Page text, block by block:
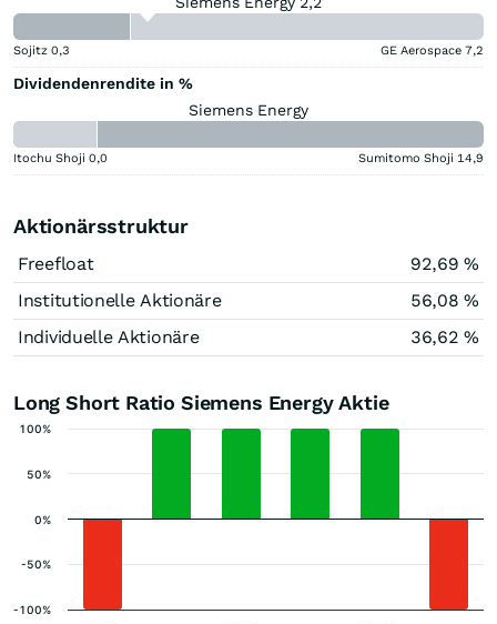
Sojitz 0,3 GE Aerospace 7,2
Dividendenrendite in %
Siemens Energy
Itochu Shoji 0,0 Sumitomo Shoji 14,9
Aktionärsstruktur
Freefloat
92,69 %
Institutionelle Aktionäre
56,08 %
Individuelle Aktionäre
36,62 %
Long Short Ratio Siemens Energy Aktie
-100%
-50%
0%
50%
100%